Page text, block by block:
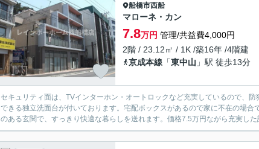
船橋市西船
マローネ・カン
7.8万円 管理/共益費4,000円
2階 / 23.12㎡ / 1K /築16年 /4階建
京成本線 「東中山 」駅 徒歩13分
セキュリティ面は、TVインターホン・オートロックなど充実しているので、
できる独立洗面台が付いております。宅配ボックスがあるので家に不在の場
のある玄関で、すっきり快適な暮らしを送れます。価格7.5万円ながら充実し